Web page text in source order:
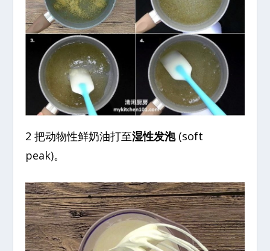
2 把动物性鲜奶油打至湿性发泡(soft
peak)。